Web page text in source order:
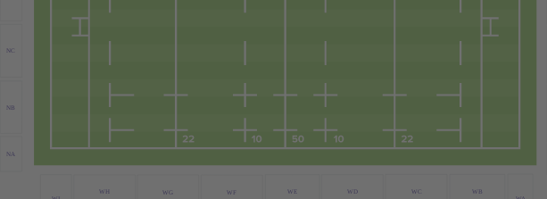
WB
WC
WD
WE
WF
WG
WH
NA
NB
NC